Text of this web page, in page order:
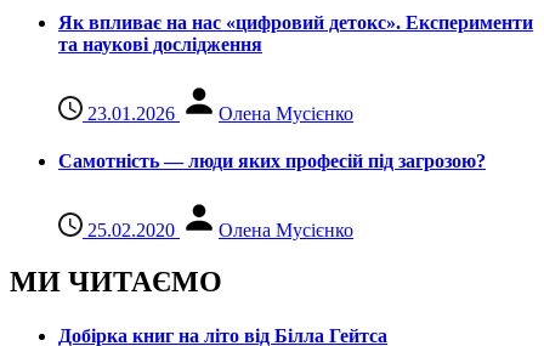
Як впливає на нас «цифровий детокс». Експерименти
та наукові дослідження
23.01.2026 Олена Мусієнко
Самотність — люди яких професій під загрозою?
25.02.2020 Олена Мусієнко
МИ ЧИТАЄМО
Добірка книг на літо від Білла Гейтса